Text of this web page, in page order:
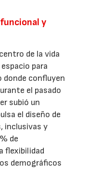
y
de la vida
para
donde confluyen
el pasado
subió un
el diseño de
inclusivas y
de
flexibilidad
demográficos